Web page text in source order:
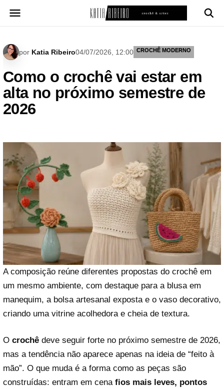
para
por Katia Ribeiro04/07/2026, 12:00 CROCHÊ MODERNO
Como o crochê vai estar em
alta no próximo semestre de
2026
A composição reúne diferentes propostas do crochê em
um mesmo ambiente, com destaque para a blusa em
manequim, a bolsa artesanal exposta e o vaso decorativo,
criando uma vitrine acolhedora e cheia de textura.
O crochê deve seguir forte no próximo semestre de 2026,
mas a tendência não aparece apenas na ideia de “feito à
mão”. O que muda é a forma como as peças são
construídas: entram em cena fios mais leves, pontos